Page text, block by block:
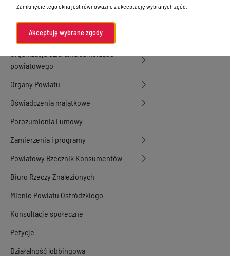
Budżet
Organizacja działania samorządu
powiatowego
Organy Powiatu
Oświadczenia majątkowe
Porozumienia i umowy
Zamierzenia i programy
Powiatowy Rzecznik Konsumentów
Biuro Rzeczy Znalezionych
Mienie Powiatu Ostródzkiego
Konsultacje społeczne
Petycje
Działalność lobbingowa
Zamknięcie tego okna jest równoważne z akceptację wybranych zgód.
Akceptuję wybrane zgody